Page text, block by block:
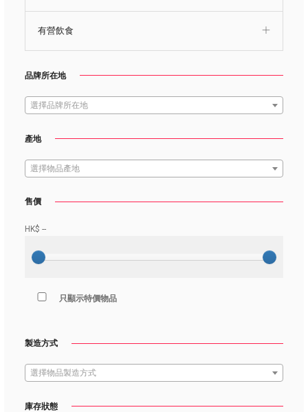
有營飲食
品牌所在地
選擇品牌所在地
產地
選擇物品產地
售價
HK$ --
只顯示特價物品
製造方式
選擇物品製造方式
庫存狀態